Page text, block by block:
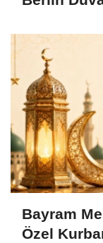
Bayram
Özel